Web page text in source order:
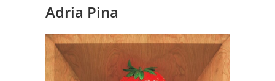
Adria Pina